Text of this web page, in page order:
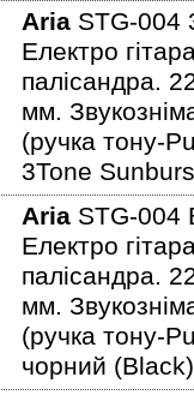
Aria STG-004
Електро
палісандра.
мм.
(ручка тону-
3Tone
Aria STG-004
Електро
палісандра.
мм.
(ручка тону-
чорний